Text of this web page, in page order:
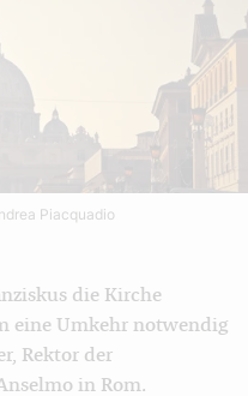
Piacquadio
die Kirche
eine Umkehr notwendig
Rektor der
in Rom.